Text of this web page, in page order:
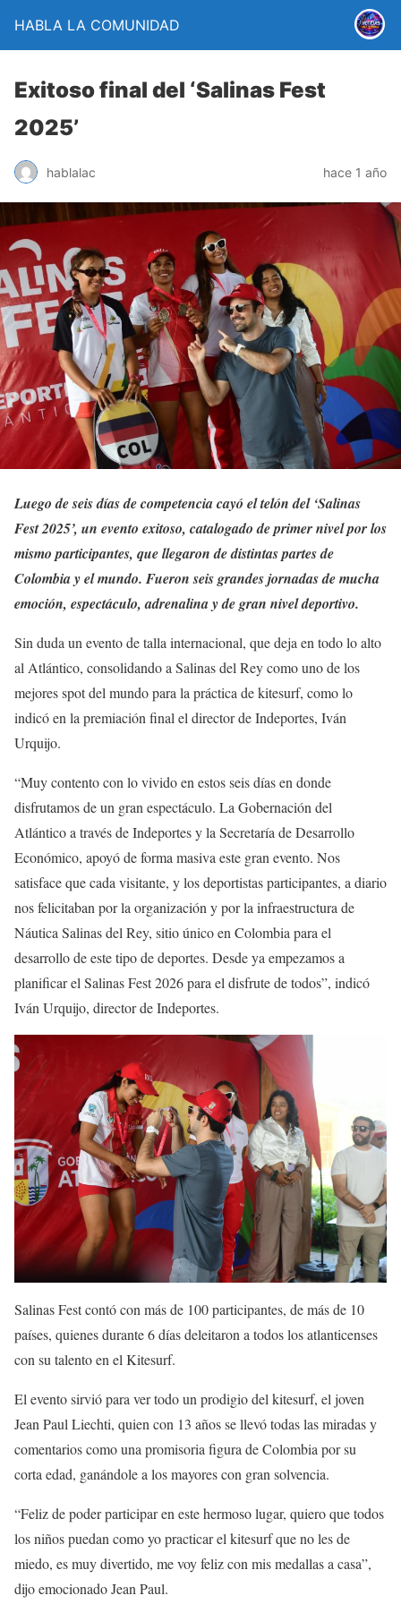
HABLA LA COMUNIDAD
Exitoso final del ‘Salinas Fest
2025’
hablalac hace 1 año
Luego de seis días de competencia cayó el telón del ‘Salinas
Fest 2025’, un evento exitoso, catalogado de primer nivel por los
mismo participantes, que llegaron de distintas partes de
Colombia y el mundo. Fueron seis grandes jornadas de mucha
emoción, espectáculo, adrenalina y de gran nivel deportivo.
Sin duda un evento de talla internacional, que deja en todo lo alto
al Atlántico, consolidando a Salinas del Rey como uno de los
mejores spot del mundo para la práctica de kitesurf, como lo
indicó en la premiación final el director de Indeportes, Iván
Urquijo.
“Muy contento con lo vivido en estos seis días en donde
disfrutamos de un gran espectáculo. La Gobernación del
Atlántico a través de Indeportes y la Secretaría de Desarrollo
Económico, apoyó de forma masiva este gran evento. Nos
satisface que cada visitante, y los deportistas participantes, a diario
nos felicitaban por la organización y por la infraestructura de
Náutica Salinas del Rey, sitio único en Colombia para el
desarrollo de este tipo de deportes. Desde ya empezamos a
planificar el Salinas Fest 2026 para el disfrute de todos”, indicó
Iván Urquijo, director de Indeportes.
Salinas Fest contó con más de 100 participantes, de más de 10
países, quienes durante 6 días deleitaron a todos los atlanticenses
con su talento en el Kitesurf.
El evento sirvió para ver todo un prodigio del kitesurf, el joven
Jean Paul Liechti, quien con 13 años se llevó todas las miradas y
comentarios como una promisoria figura de Colombia por su
corta edad, ganándole a los mayores con gran solvencia.
“Feliz de poder participar en este hermoso lugar, quiero que todos
los niños puedan como yo practicar el kitesurf que no les de
miedo, es muy divertido, me voy feliz con mis medallas a casa”,
dijo emocionado Jean Paul.